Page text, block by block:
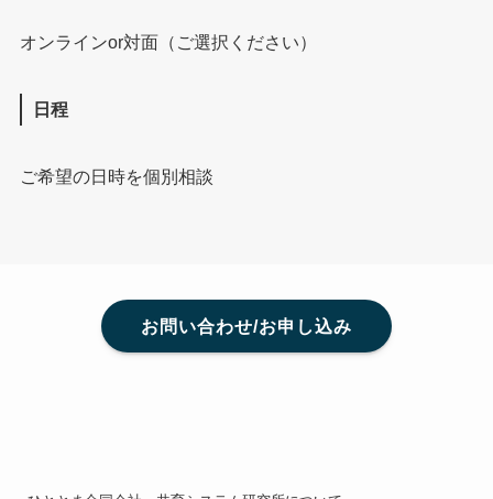
オンラインor対面（ご選択ください）
日程
ご希望の日時を個別相談
お問い合わせ/お申し込み